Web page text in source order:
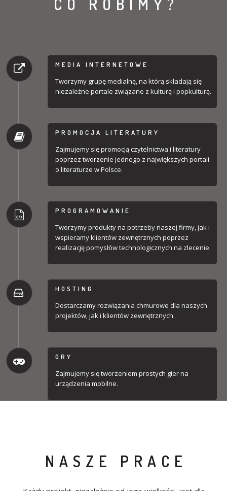
CO ROBIMY?
MEDIA INTERNETOWE
Tworzymy grupę medialną, na którą składają się
niezależne portale związane z kulturą i popkulturą.
PROMOCJA LITERATURY
Zajmujemy się promocją czytelnictwa i literatury
poprzez tworzenie jednego z największych portali
o literaturze w Polsce.
PROGRAMOWANIE
Tworzymy produkty na potrzeby naszej firmy, jak i
wspieramy klientów zewnętrznych poprzez
realizację pomysłów technologicznych na zlecenie.
HOSTING
Dostarczamy rozwiązania chmurowe dla naszych
projektów, jak i klientów zewnętrznych.
GRY
Zajmujemy się tworzeniem prostych gier na
urządzenia mobilne.
NASZE PRACE